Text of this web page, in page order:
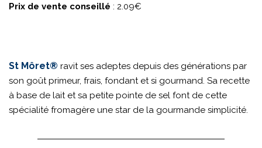
Prix de vente conseillé : 2.09€
St Môret® ravit ses adeptes depuis des générations par
son goût primeur, frais, fondant et si gourmand. Sa recette
à base de lait et sa petite pointe de sel font de cette
spécialité fromagère une star de la gourmande simplicité.